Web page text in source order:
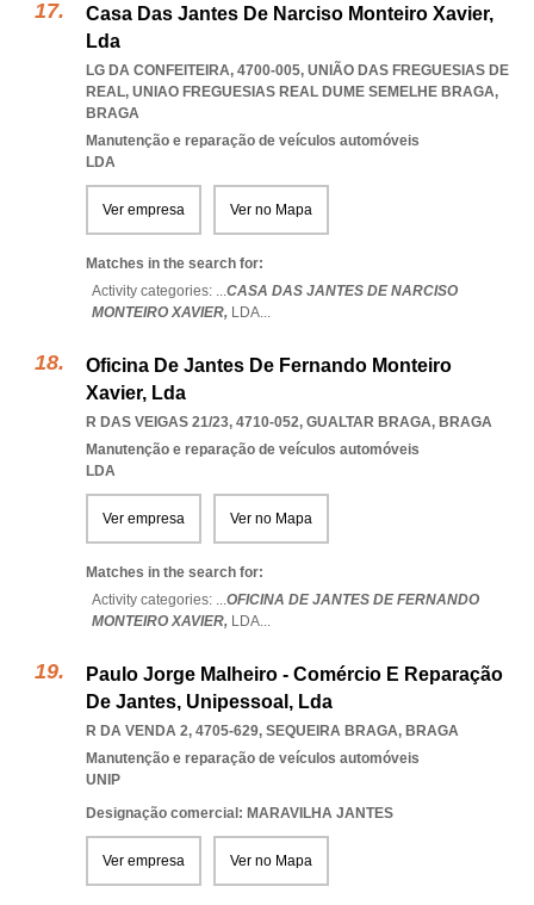
Casa Das Jantes De Narciso Monteiro Xavier,
Lda
LG DA CONFEITEIRA, 4700-005, UNIÃO DAS FREGUESIAS DE
REAL, UNIAO FREGUESIAS REAL DUME SEMELHE BRAGA,
BRAGA
Manutenção e reparação de veículos automóveis
LDA
Ver empresa Ver no Mapa
Matches in the search for:
Activity categories: ...CASA DAS JANTES DE NARCISO
MONTEIRO XAVIER, LDA...
Oficina De Jantes De Fernando Monteiro
Xavier, Lda
R DAS VEIGAS 21/23, 4710-052, GUALTAR BRAGA, BRAGA
Manutenção e reparação de veículos automóveis
LDA
Ver empresa Ver no Mapa
Matches in the search for:
Activity categories: ...OFICINA DE JANTES DE FERNANDO
MONTEIRO XAVIER, LDA...
Paulo Jorge Malheiro - Comércio E Reparação
De Jantes, Unipessoal, Lda
R DA VENDA 2, 4705-629, SEQUEIRA BRAGA, BRAGA
Manutenção e reparação de veículos automóveis
UNIP
Designação comercial: MARAVILHA JANTES
Ver empresa Ver no Mapa